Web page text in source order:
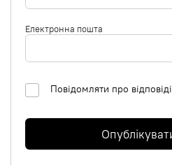
Електронна пошта
Повідомляти про